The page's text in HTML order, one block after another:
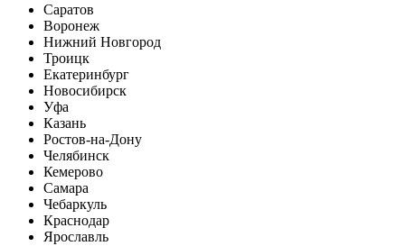
Саратов
Воронеж
Нижний Новгород
Троицк
Екатеринбург
Новосибирск
Уфа
Казань
Ростов-на-Дону
Челябинск
Кемерово
Самара
Чебаркуль
Краснодар
Ярославль